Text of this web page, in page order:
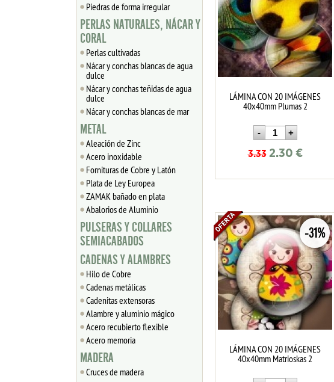
Piedras de forma irregular
PERLAS NATURALES, NÁCAR Y
CORAL
Perlas cultivadas
Nácar y conchas blancas de agua
dulce
Nácar y conchas teñidas de agua
dulce
Nácar y conchas blancas de mar
METAL
Aleación de Zinc
Acero inoxidable
Fornituras de Cobre y Latón
Plata de Ley Europea
ZAMAK bañado en plata
Abalorios de Aluminio
PULSERAS Y COLLARES
SEMIACABADOS
CADENAS Y ALAMBRES
Hilo de Cobre
Cadenas metálicas
Cadenitas extensoras
Alambre y aluminio mágico
Acero recubierto flexible
Acero memoria
MADERA
Cruces de madera
LÁMINA CON 20 IMÁGENES
40x40mm Plumas 2
3.33 2.30 €
-31%
LÁMINA CON 20 IMÁGENES
40x40mm Matrioskas 2